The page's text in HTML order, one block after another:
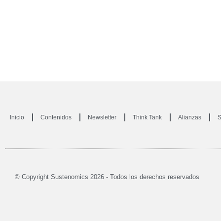
Inicio Contenidos Newsletter Think Tank Alianzas
© Copyright Sustenomics 2026 - Todos los derechos reservados